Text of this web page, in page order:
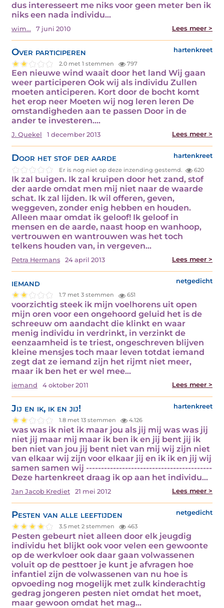
dus interesseert me niks voor geen meter ben ik
niks een nada individu…
wim... 7 juni 2010 Lees meer >
Over participeren hartenkreet
2.0 met 1 stemmen 797
Een nieuwe wind waait door het land Wij gaan
weer participeren Ook wij als individu Zullen
moeten anticiperen. Kort door de bocht komt
het erop neer Moeten wij nog leren leren De
omstandigheden aan te passen Door in de
ander te investeren.…
J. Quekel 1 december 2013 Lees meer >
Door het stof der aarde hartenkreet
Er is nog niet op deze inzending gestemd. 620
Ik zal buigen. Ik zal kruipen door het zand, stof
der aarde omdat men mij niet naar de waarde
schat. Ik zal lijden. Ik wil offeren, geven,
weggeven, zonder enig hebben en houden.
Alleen maar omdat ik geloof! Ik geloof in
mensen en de aarde, naast hoop en wanhoop,
vertrouwen en wantrouwen was het toch
telkens houden van, in vergeven…
Petra Hermans 24 april 2013 Lees meer >
iemand netgedicht
1.7 met 3 stemmen 651
voorzichtig steek ik mijn voelhorens uit open
mijn oren voor een ongehoord geluid het is de
schreeuw om aandacht die klinkt en waar
menig individu in verdrinkt, in verzinkt de
eenzaamheid is te triest, ongeschreven blijven
kleine mensjes toch maar leven totdat iemand
zegt dat ze iemand zijn het rijmt niet meer,
maar ik ben het er wel mee…
iemand 4 oktober 2011 Lees meer >
Jij en ik, ik en jij! hartenkreet
1.8 met 13 stemmen 4.126
was was ik niet ik maar jou als jij mij was was jij
niet jij maar mij maar ik ben ik en jij bent jij ik
ben niet van jou jij bent niet van mij wij zijn niet
van elkaar wij zijn voor elkaar jij en ik ik en jij wij
samen samen wij ------------------------------------------
Deze hartenkreet draag ik op aan het individu…
Jan Jacob Krediet 21 mei 2012 Lees meer >
Pesten van alle leeftijden netgedicht
3.5 met 2 stemmen 463
Pesten gebeurt niet alleen door elk jeugdig
individu het blijkt ook voor velen een gewoonte
op de werkvloer ook daar gaan volwassenen
voluit op de pesttoer je kunt je afvragen hoe
infantiel zijn de volwassenen van nu hoe is
opvoeding nog mogelijk met zulk kinderachtig
gedrag jongeren pesten niet omdat het moet,
maar gewoon omdat het mag…